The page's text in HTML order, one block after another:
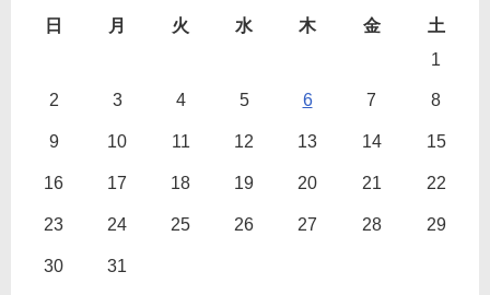
日 月 火 水 木 金
土
1
2 3 4 5 6 7 8
9 10 11 12 13 14 15
16 17 18 19 20 21 22
23 24 25 26 27 28 29
30 31